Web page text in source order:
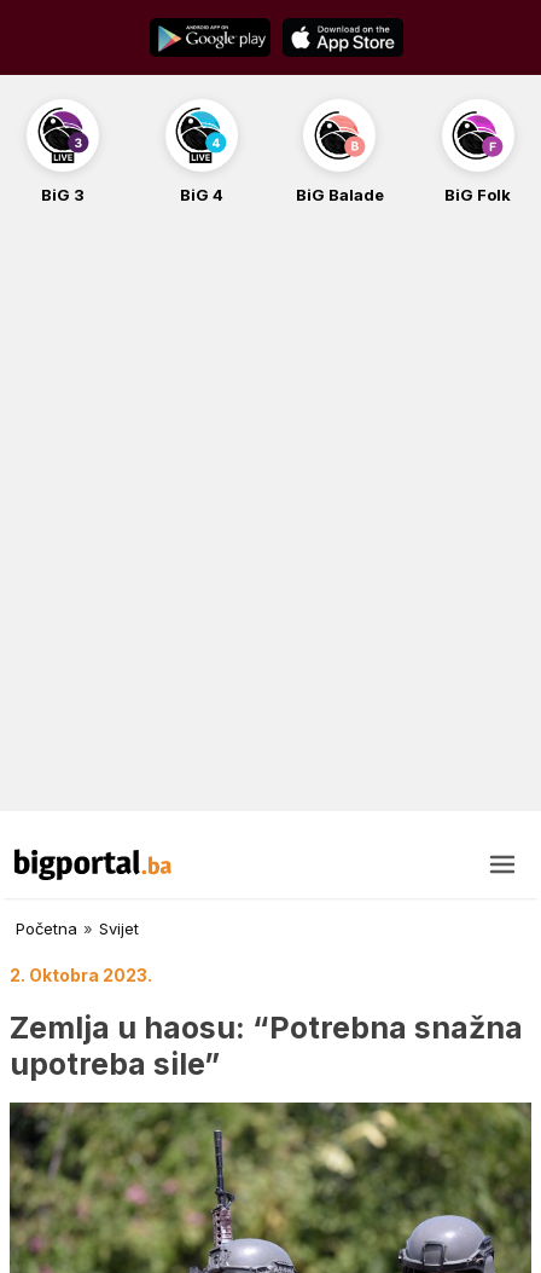
content
BiG 3 BiG 4 BiG Balade BiG Folk
Početna » Svijet
2. Oktobra 2023.
Zemlja u haosu: “Potrebna snažna
upotreba sile”